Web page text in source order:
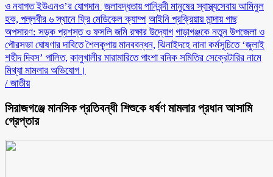
ও নবাগত ইউএনও’র যোগদান ‎ জলাবদ্ধতায় পানিবন্দী মানুষের স্বাস্থ্যসেবায় আমিনুল
হক, পল্লবীর ৬ স্থানে ফ্রি মেডিকেল ক্যাম্প আইনি প্রক্রিয়ায় মান্দায় গাছ
অপসারণ: সড়ক প্রশস্ত ও ফসলি জমি রক্ষার উদ্যোগ গাড়াগঞ্জকে নতুন উপজেলা ও
পৌরসভা ঘোষণার দাবিতে শৈলকূপায় মানববন্ধন, ঝিনাইদহে নানা কর্মসূচিতে ‘জুলাই
শহীদ দিবস’ পালিত, কালুখালীর মারামারিতে পাংশা বনিক সমিতির সেক্রেটারির নামে
মিথ্যা মামলার অভিযোগ।
/ জাতীয়
সিরাজগঞ্জে মানসিক প্রতিবন্ধী শিশুকে ধর্ষণ মামলার প্রধান আসামি
গ্রেপ্তার